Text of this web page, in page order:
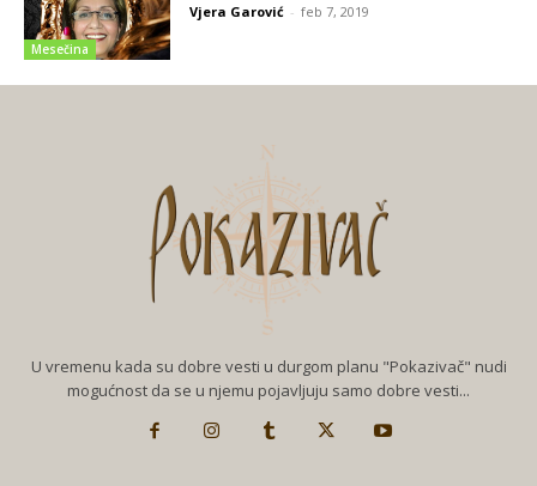
Mesečina
Vjera Garović - feb 7, 2019
U vremenu kada su dobre vesti u durgom planu "Pokazivač" nudi
mogućnost da se u njemu pojavljuju samo dobre vesti...